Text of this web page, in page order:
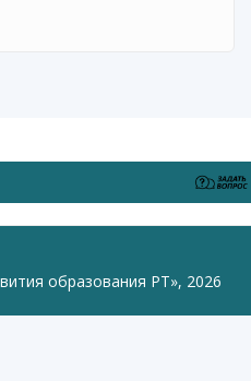
образования РТ», 2026